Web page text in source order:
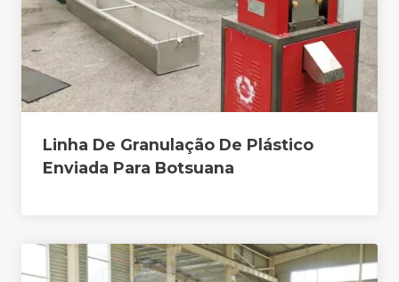
Linha De Granulação De Plástico
Enviada Para Botsuana